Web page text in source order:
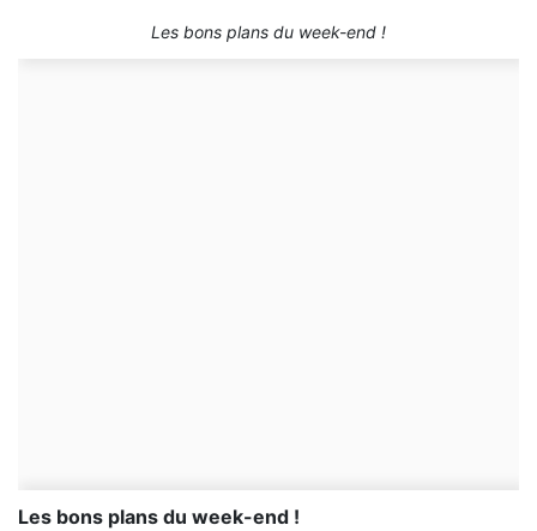
Les bons plans du week-end !
Les bons plans du week-end !